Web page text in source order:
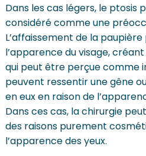
Dans les cas légers, le
considéré comme une
L’affaissement de la
l’apparence du visage,
qui peut être perçue comme
peuvent ressentir une gêne
en eux en raison de
Dans ces cas, la chirurgie
des raisons purement
l’apparence des yeux.